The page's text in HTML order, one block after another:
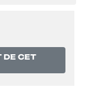
DE CET